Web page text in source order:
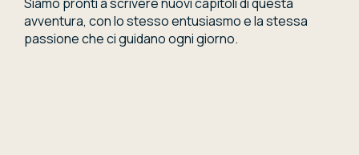
avventura, con lo stesso entusiasmo e la stessa
passione che ci guidano ogni giorno.